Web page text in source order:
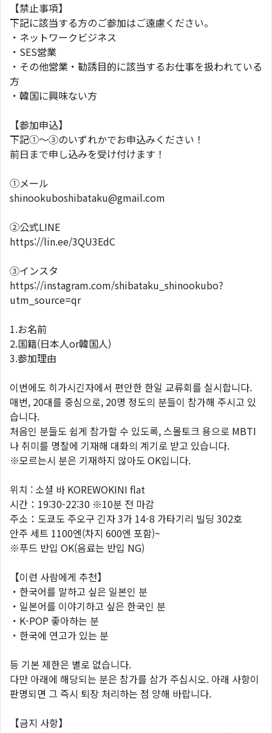
【禁止事項】
下記に該当する方のご参加はご遠慮ください。
・ネットワークビジネス
・SES営業
・その他営業・勧誘目的に該当するお仕事を扱われている
方
・韓国に興味ない方
【参加申込】
下記①～③のいずれかでお申込みください！
前日まで申し込みを受け付けます！
①メール
shinookuboshibataku@gmail.com
②公式LINE
https://lin.ee/3QU3EdC
③インスタ
https://instagram.com/shibataku_shinookubo?
utm_source=qr
1.お名前
2.国籍(日本人or韓国人)
3.参加理由
이번에도 히가시긴자에서 편안한 한일 교류회를 실시합니다.
매번, 20대를 중심으로, 20명 정도의 분들이 참가해 주시고 있
습니다.
처음인 분들도 쉽게 참가할 수 있도록, 스몰토크 용으로 MBTI
나 취미를 명찰에 기재해 대화의 계기로 받고 있습니다.
※모르는시 분은 기재하지 않아도 OK입니다.
위치 : 소셜 바 KOREWOKINI flat
시간：19:30-22:30 ※10분 전 마감
주소：도쿄도 주오구 긴자 3가 14-8 가타기리 빌딩 302호
안주 세트 1100엔(차지 600엔 포함)~
※푸드 반입 OK(음료는 반입 NG)
【이런 사람에게 추천】
・한국어를 말하고 싶은 일본인 분
・일본어를 이야기하고 싶은 한국인 분
・K-POP 좋아하는 분
・한국에 연고가 있는 분
등 기본 제한은 별로 없습니다.
다만 아래에 해당되는 분은 참가를 삼가 주십시오. 아래 사항이
판명되면 그 즉시 퇴장 처리하는 점 양해 바랍니다.
【금지 사항】